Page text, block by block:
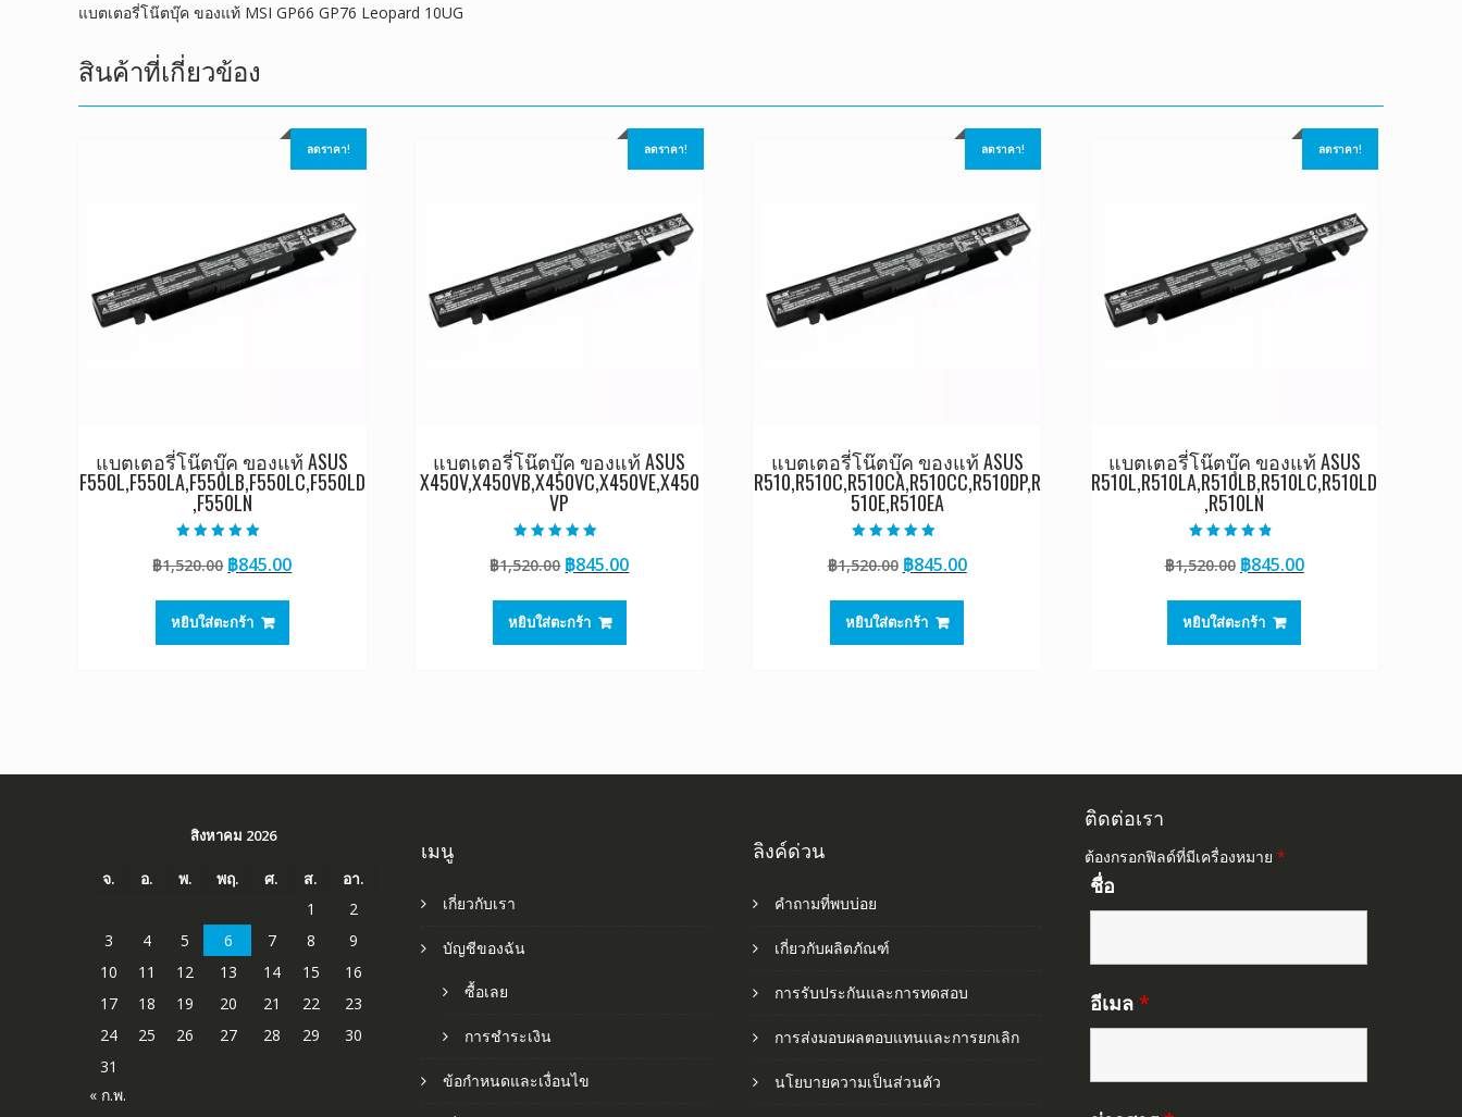
แบตเตอรี่โน๊ตบุ๊ค ของแท้ MSI GP66 GP76 Leopard 10UG
สินค้าที่เกี่ยวข้อง
ลดราคา!
แบตเตอรี่โน๊ตบุ๊ค ของแท้ ASUS
F550L,F550LA,F550LB,F550LC,F550LD
,F550LN
5.00
ตั้งแต่ 1-5
฿1,520.00 Original
was:
฿1,520.00.
฿845.00Current
หยิบใส่ตะกร้า
ลดราคา!
แบตเตอรี่โน๊ตบุ๊ค ของแท้ ASUS
X450V,X450VB,X450VC,X450VE,X450
VP
5.00
ตั้งแต่ 1-5
฿1,520.00 Original
was:
฿1,520.00.
฿845.00Current
หยิบใส่ตะกร้า
ลดราคา!
แบตเตอรี่โน๊ตบุ๊ค ของแท้ ASUS
R510,R510C,R510CA,R510CC,R510DP,R
510E,R510EA
5.00
ตั้งแต่ 1-5
฿1,520.00 Original
was:
฿1,520.00.
฿845.00Current
หยิบใส่ตะกร้า
ลดราคา!
แบตเตอรี่โน๊ตบุ๊ค ของแท้ ASUS
R510L,R510LA,R510LB,R510LC,R510LD
,R510LN
4.50
ตั้งแต่ 1-5
฿1,520.00 Original
was:
฿1,520.00.
฿845.00Current
หยิบใส่ตะกร้า
สิงหาคม 2026
จ. อ. พ. พฤ. ศ. ส.
อา.
1
2
3
4 5 6 7 8
9
10
11 12 13 14 15
16
17
18 19 20 21 22
23
24
25 26 27 28 29
30
31
« ก.พ.
เมนู
เกี่ยวกับเรา
บัญชีของฉัน
ซื้อเลย
การชำระเงิน
ข้อกำหนดและเงื่อนไข
ลิงค์ด่วน
คำถามที่พบบ่อย
เกี่ยวกับผลิตภัณฑ์
การรับประกันและการทดสอบ
การส่งมอบผลตอบแทนและการยกเลิก
นโยบายความเป็นส่วนตัว
ติดต่อเรา
ต้องกรอกฟิลด์ที่มีเครื่องหมาย *
ชื่อ
อีเมล *